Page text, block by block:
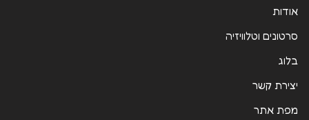
אודות
סרטונים וטלוויזיה
בלוג
יצירת קשר
מפת אתר